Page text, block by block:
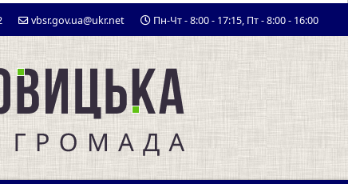
vbsr.gov.ua@ukr.net Пн-Чт - 8:00 - 17:15, Пт - 8:00 - 16:00